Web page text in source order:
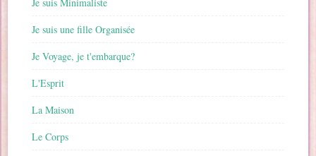
Je suis une fille Organisée
Je Voyage, je t'embarque?
L'Esprit
La Maison
Le Corps